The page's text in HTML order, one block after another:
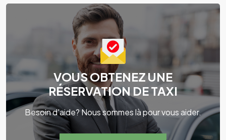
VOUS OBTENEZ UNE
RÉSERVATION DE TAXI
Besoin d'aide? Nous sommes là pour vous aider.